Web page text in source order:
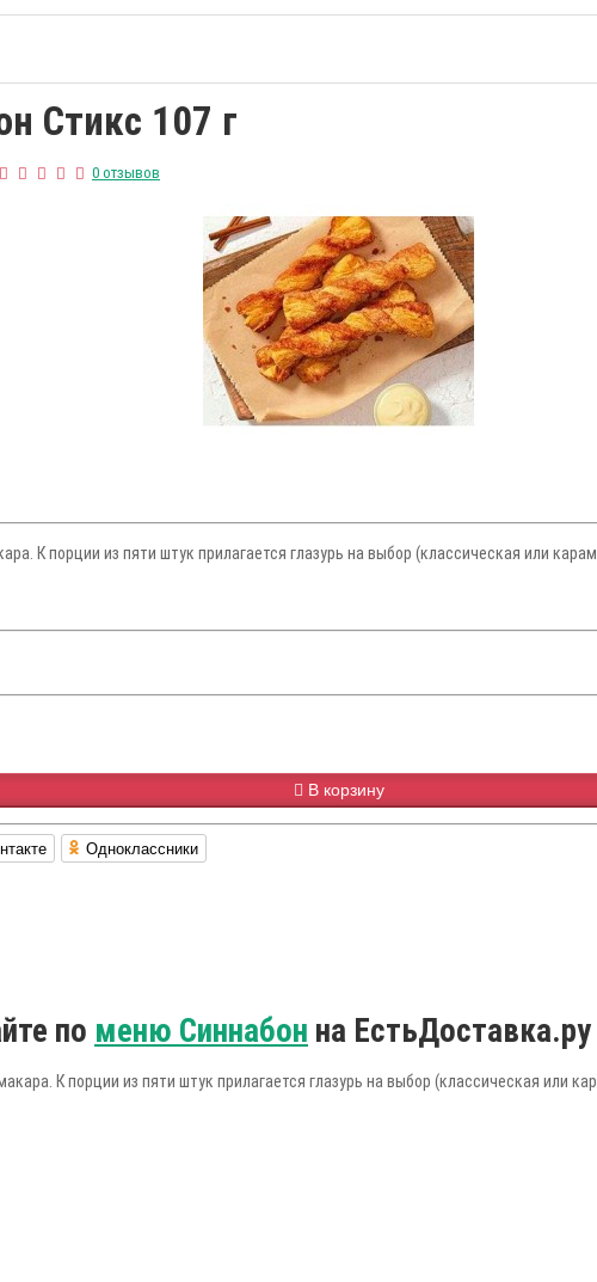
Стикс 107 г
0 отзывов
К порции из пяти штук прилагается глазурь на выбор (классическая или
В корзину
Одноклассники
по меню Синнабон на ЕстьДоставка.ру
К порции из пяти штук прилагается глазурь на выбор (классическая или